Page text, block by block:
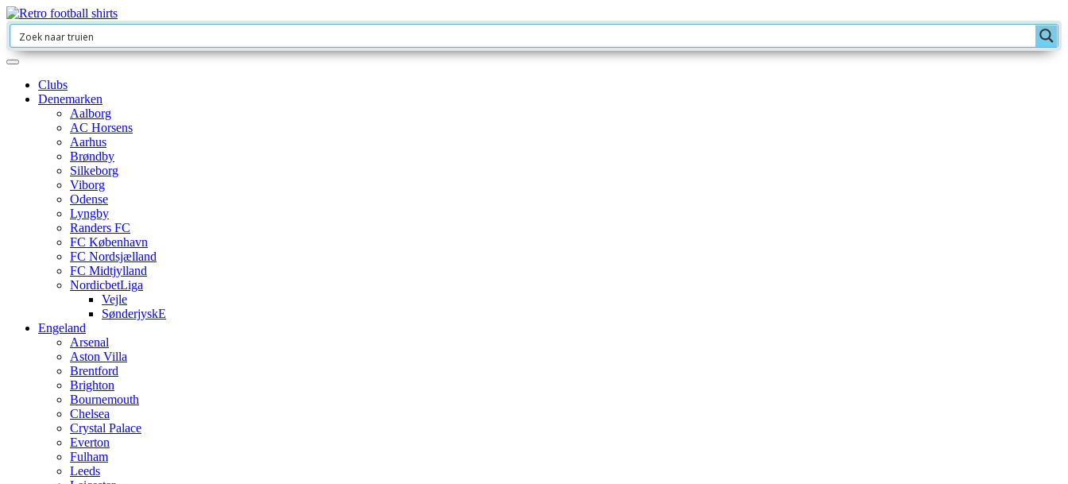
Clubs
Denemarken
Aalborg
AC Horsens
Aarhus
Brøndby
Silkeborg
Viborg
Odense
Lyngby
Randers FC
FC København
FC Nordsjælland
FC Midtjylland
NordicbetLiga
Vejle
SønderjyskE
Engeland
Arsenal
Aston Villa
Brentford
Brighton
Bournemouth
Chelsea
Crystal Palace
Everton
Fulham
Leeds